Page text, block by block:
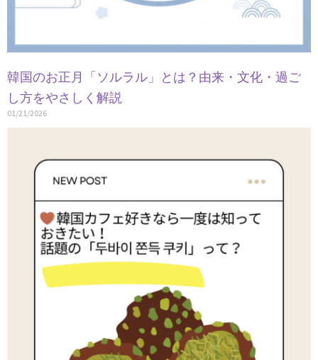
韓国のお正月「ソルラル」とは？由来・文化・過ご
し方をやさしく解説
01/21/2026